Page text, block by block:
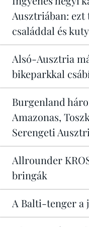
Ausztriában:
családdal és
Alsó-Ausztria
bikeparkkal
Burgenland
Amazonas,
Serengeti
Allrounder
bringák
A Balti-tenger a